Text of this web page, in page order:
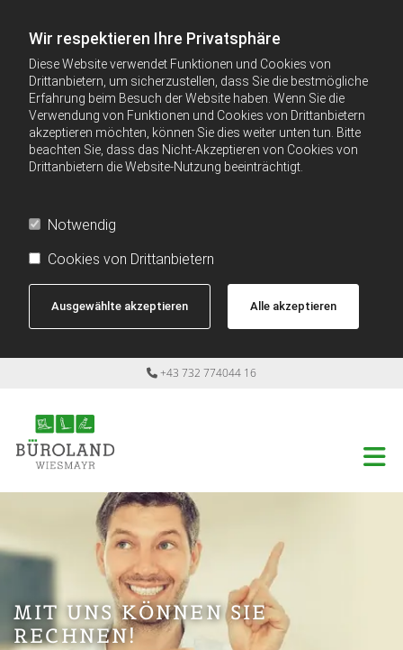
Wir respektieren Ihre Privatsphäre
Diese Website verwendet Funktionen und Cookies von
Drittanbietern, um sicherzustellen, dass Sie die bestmögliche
Erfahrung beim Besuch der Website haben. Wenn Sie die
Verwendung von Funktionen und Cookies von Drittanbietern
akzeptieren möchten, können Sie dies weiter unten tun. Bitte
beachten Sie, dass das Nicht-Akzeptieren von Cookies von
Drittanbietern die Website-Nutzung beeinträchtigt.
Notwendig
Cookies von Drittanbietern
Ausgewählte akzeptieren Alle akzeptieren
 +43 732 774044 16
MIT UNS KÖNNEN SIE
RECHNEN!